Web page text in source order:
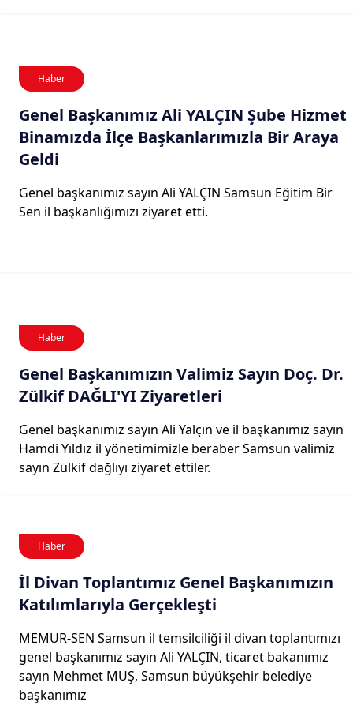
Haber
Genel Başkanımız Ali YALÇIN Şube Hizmet
Binamızda İlçe Başkanlarımızla Bir Araya
Geldi
Genel başkanımız sayın Ali YALÇIN Samsun Eğitim Bir
Sen il başkanlığımızı ziyaret etti.
Haber
Genel Başkanımızın Valimiz Sayın Doç. Dr.
Zülkif DAĞLI'YI Ziyaretleri
Genel başkanımız sayın Ali Yalçın ve il başkanımız sayın
Hamdi Yıldız il yönetimimizle beraber Samsun valimiz
sayın Zülkif dağlıyı ziyaret ettiler.
Haber
İl Divan Toplantımız Genel Başkanımızın
Katılımlarıyla Gerçekleşti
MEMUR-SEN Samsun il temsilciliği il divan toplantımızı
genel başkanımız sayın Ali YALÇIN, ticaret bakanımız
sayın Mehmet MUŞ, Samsun büyükşehir belediye
başkanımız